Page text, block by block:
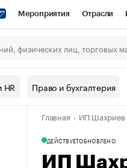
Мероприятия Отрасли
СПб Спецпроекты
Рынок наличной валюты
Право и бухгалтерия
Главная ИП Шахриев
ДЕЙСТВУЕТОБНОВЛЕНО
ИП